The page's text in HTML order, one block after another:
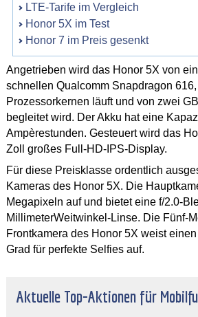
LTE-Tarife im Vergleich
Honor 5X im Test
Honor 7 im Preis gesenkt
Angetrieben wird das Honor 5X von
schnellen Qualcomm Snapdragon
Prozessorkernen läuft und von zwei
begleitet wird. Der Akku hat eine
Ampèrestunden. Gesteuert wird das
Zoll großes Full-HD-IPS-Display.
Für diese Preisklasse ordentlich
Kameras des Honor 5X. Die
Megapixeln auf und bietet eine f/2.0-
MillimeterWeitwinkel-Linse. Die Fünf-
Frontkamera des Honor 5X weist
Grad für perfekte Selfies auf.
Aktuelle Top-Aktionen für